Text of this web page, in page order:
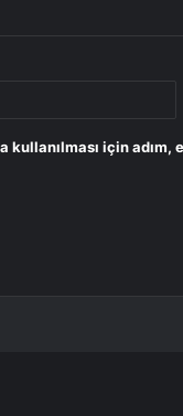
kullanılması için